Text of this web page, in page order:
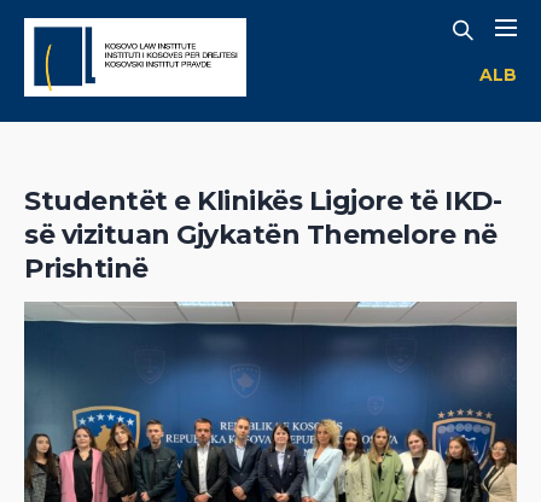
ALB
Studentët e Klinikës Ligjore të IKD-
së vizituan Gjykatën Themelore në
Prishtinë